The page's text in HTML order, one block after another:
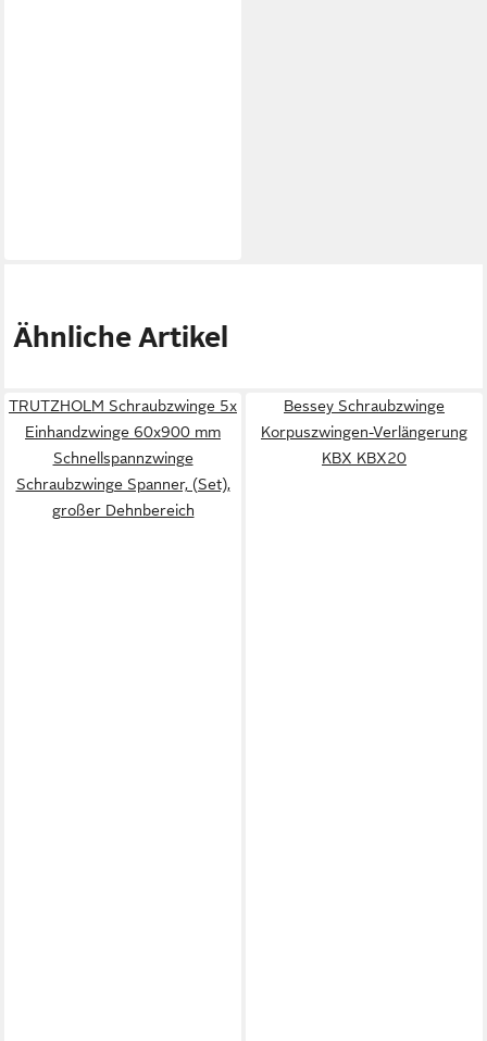
Ähnliche Artikel
TRUTZHOLM Schraubzwinge 5x
Einhandzwinge 60x900 mm
Schnellspannzwinge
Schraubzwinge Spanner, (Set),
großer Dehnbereich
Bessey Schraubzwinge
Korpuszwingen-Verlängerung
KBX KBX20